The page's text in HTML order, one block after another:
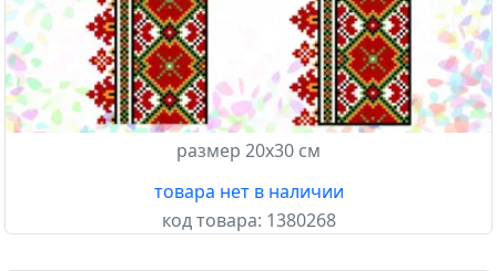
размер 20х30 см
товара нет в наличии
код товара: 1380268